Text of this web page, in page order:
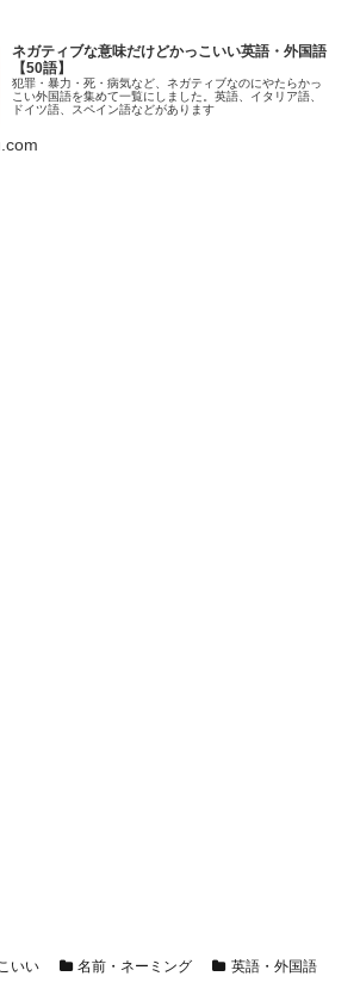
ネガティブな意味だけどかっこいい英語・外国語
【50語】
犯罪・暴力・死・病気など、ネガティブなのにやたらかっ
こい外国語を集めて一覧にしました。英語、イタリア語、
ドイツ語、スペイン語などがあります
いい 名前・ネーミング 英語・外国語